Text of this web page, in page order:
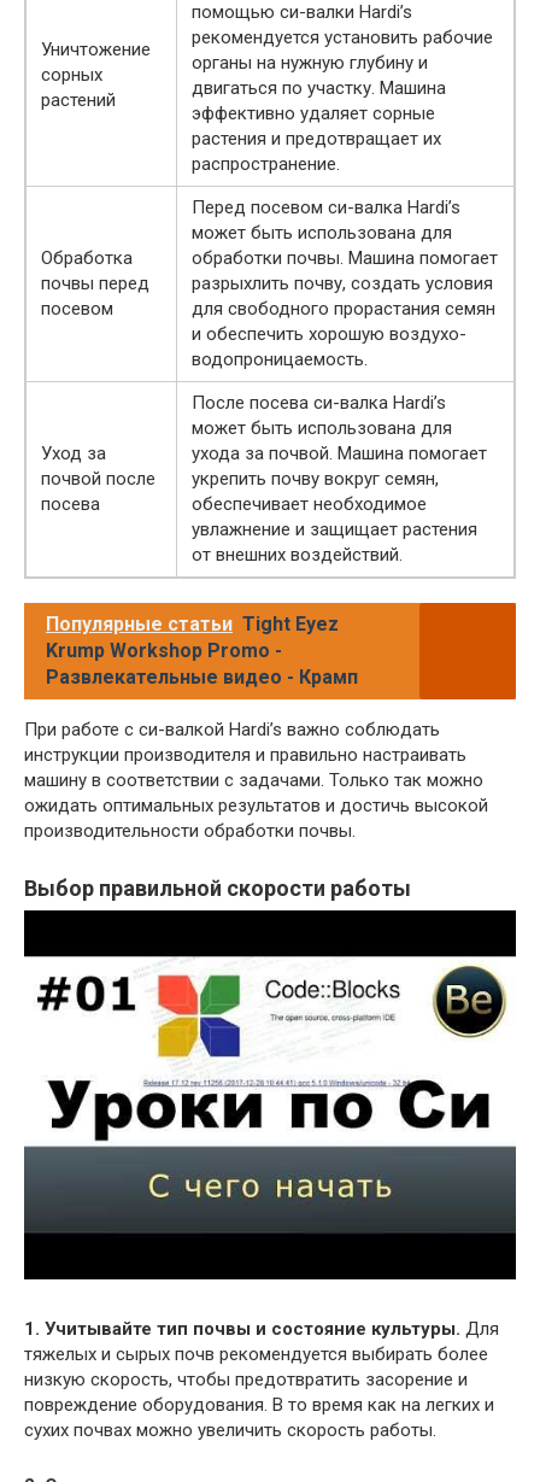
Уничтожение
сорных
растений
помощью си-валки Hardi’s
рекомендуется установить рабочие
органы на нужную глубину и
двигаться по участку. Машина
эффективно удаляет сорные
растения и предотвращает их
распространение.
Обработка
почвы перед
посевом
Перед посевом си-валка Hardi’s
может быть использована для
обработки почвы. Машина помогает
разрыхлить почву, создать условия
для свободного прорастания семян
и обеспечить хорошую воздухо-
водопроницаемость.
Уход за
почвой после
посева
После посева си-валка Hardi’s
может быть использована для
ухода за почвой. Машина помогает
укрепить почву вокруг семян,
обеспечивает необходимое
увлажнение и защищает растения
от внешних воздействий.
Популярные статьи Tight Eyez
Krump Workshop Promo -
Развлекательные видео - Крамп
При работе с си-валкой Hardi’s важно соблюдать
инструкции производителя и правильно настраивать
машину в соответствии с задачами. Только так можно
ожидать оптимальных результатов и достичь высокой
производительности обработки почвы.
Выбор правильной скорости работы
1. Учитывайте тип почвы и состояние культуры. Для
тяжелых и сырых почв рекомендуется выбирать более
низкую скорость, чтобы предотвратить засорение и
повреждение оборудования. В то время как на легких и
сухих почвах можно увеличить скорость работы.